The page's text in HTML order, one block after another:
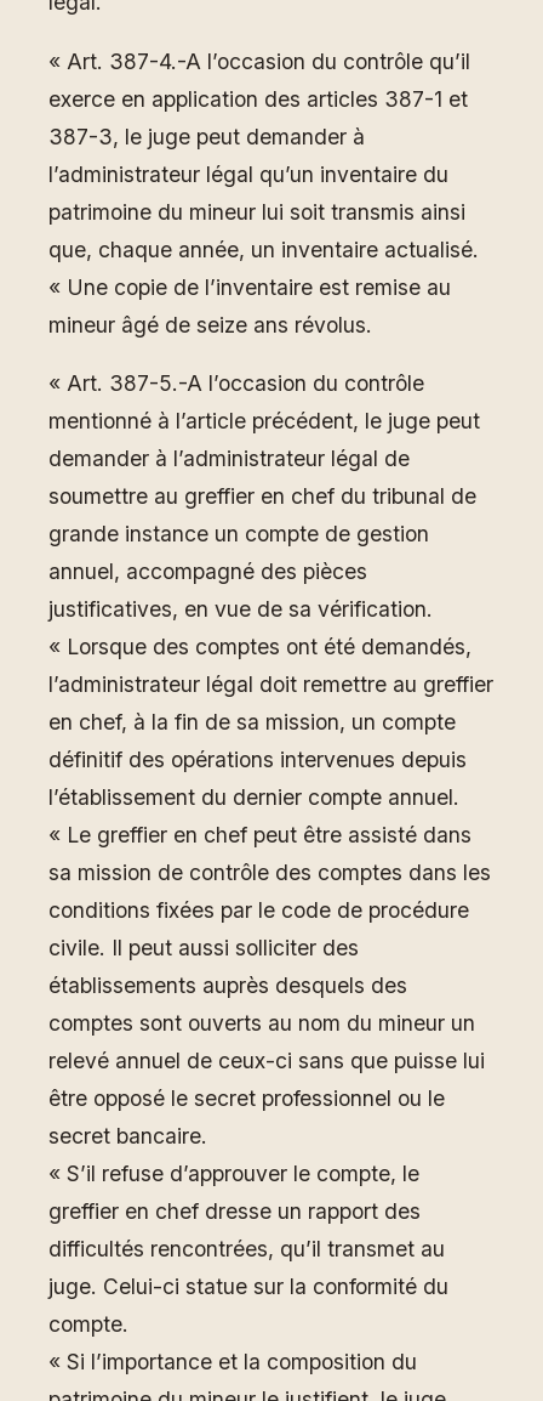
« Art. 387-4.-A l’occasion du contrôle qu’il
exerce en application des articles 387-1 et
387-3, le juge peut demander à
l’administrateur légal qu’un inventaire du
patrimoine du mineur lui soit transmis ainsi
que, chaque année, un inventaire actualisé.
« Une copie de l’inventaire est remise au
mineur âgé de seize ans révolus.
« Art. 387-5.-A l’occasion du contrôle
mentionné à l’article précédent, le juge peut
demander à l’administrateur légal de
soumettre au greffier en chef du tribunal de
grande instance un compte de gestion
annuel, accompagné des pièces
justificatives, en vue de sa vérification.
« Lorsque des comptes ont été demandés,
l’administrateur légal doit remettre au greffier
en chef, à la fin de sa mission, un compte
définitif des opérations intervenues depuis
l’établissement du dernier compte annuel.
« Le greffier en chef peut être assisté dans
sa mission de contrôle des comptes dans les
conditions fixées par le code de procédure
civile. Il peut aussi solliciter des
établissements auprès desquels des
comptes sont ouverts au nom du mineur un
relevé annuel de ceux-ci sans que puisse lui
être opposé le secret professionnel ou le
secret bancaire.
« S’il refuse d’approuver le compte, le
greffier en chef dresse un rapport des
difficultés rencontrées, qu’il transmet au
juge. Celui-ci statue sur la conformité du
compte.
« Si l’importance et la composition du